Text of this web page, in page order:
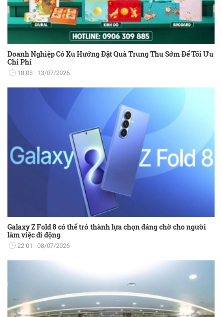
Doanh Nghiệp Có Xu Hướng Đặt Quà Trung Thu Sớm Để Tối Ưu
Chi Phí
18:08 13/07/2026
Galaxy Z Fold 8 có thể trở thành lựa chọn đáng chờ cho người
làm việc di động
22:01 08/07/2026